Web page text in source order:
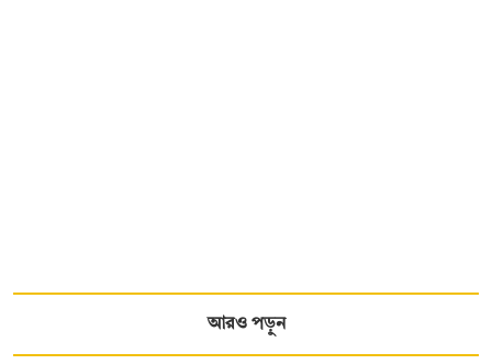
আরও পড়ুন